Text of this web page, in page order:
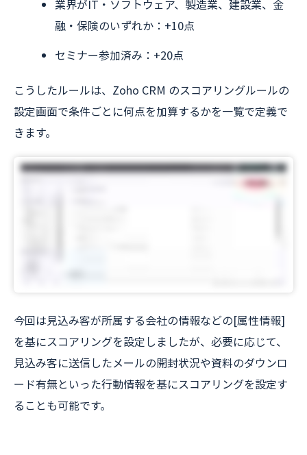
業界がIT・ソフトウェア、製造業、建設業、金
融・保険のいずれか：+10点
セミナー参加済み：+20点
こうしたルールは、Zoho CRM のスコアリングルールの
設定画面で条件ごとに何点を加算するかを一覧で定義で
きます。
今回は見込み客が所属する会社の情報などの[属性情報]
を基にスコアリングを設定しましたが、必要に応じて、
見込み客に送信したメールの開封状況や資料のダウンロ
ード有無といった行動情報を基にスコアリングを設定す
ることも可能です。